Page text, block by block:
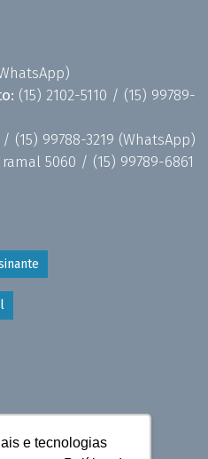
e tecnologias
(15) 2102-5110 / (15) 99789-
/ (15) 99788-3219 (WhatsApp)
ramal 5060 / (15) 99789-6861